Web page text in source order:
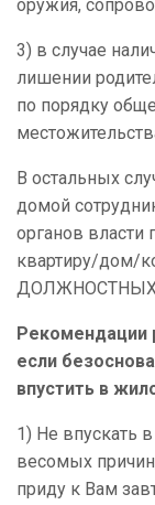
оружия,
3) в случае
лишении
по порядку
В остальных
домой
органов
квартиру/дом/
Рекомендации
если
впустить в
1) Не впускать
весомых
приду к Вам